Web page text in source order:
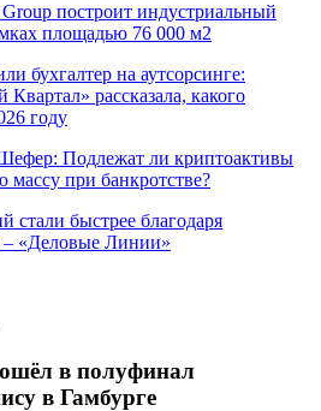
построит индустриальный
площадью 76 000 м2
бухгалтер на аутсорсинге:
рассказала, какого
году
Подлежат ли криптоактивы
при банкротстве?
стали быстрее благодаря
«Деловые Линии»
в полуфинал
в Гамбурге